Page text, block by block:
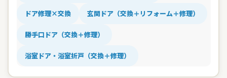
ドア修理×交換 玄関ドア（交換＋リフォーム＋修理）
勝手口ドア（交換＋修理）
浴室ドア・浴室折戸（交換＋修理）